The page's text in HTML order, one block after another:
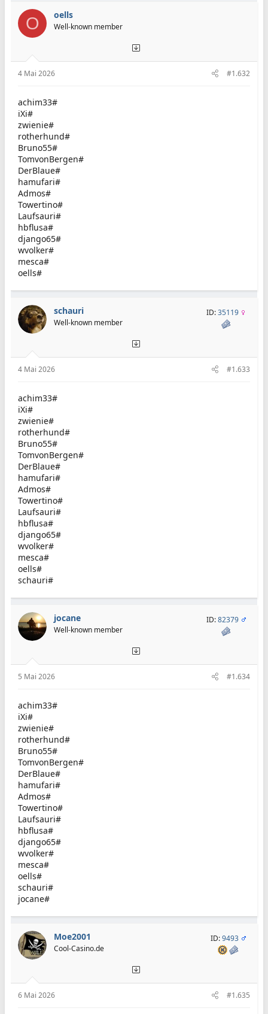
O oells
Well-known member
4 Mai 2026 #1.632
achim33#
iXi#
zwienie#
rotherhund#
Bruno55#
TomvonBergen#
DerBlaue#
hamufari#
Admos#
Towertino#
Laufsauri#
hbflusa#
django65#
wvolker#
mesca#
oells#
schauri
Well-known member
ID:35119
4 Mai 2026 #1.633
achim33#
iXi#
zwienie#
rotherhund#
Bruno55#
TomvonBergen#
DerBlaue#
hamufari#
Admos#
Towertino#
Laufsauri#
hbflusa#
django65#
wvolker#
mesca#
oells#
schauri#
jocane
Well-known member
ID:82379
5 Mai 2026 #1.634
achim33#
iXi#
zwienie#
rotherhund#
Bruno55#
TomvonBergen#
DerBlaue#
hamufari#
Admos#
Towertino#
Laufsauri#
hbflusa#
django65#
wvolker#
mesca#
oells#
schauri#
jocane#
Moe2001
Cool-Casino.de
ID:9493
6 Mai 2026 #1.635